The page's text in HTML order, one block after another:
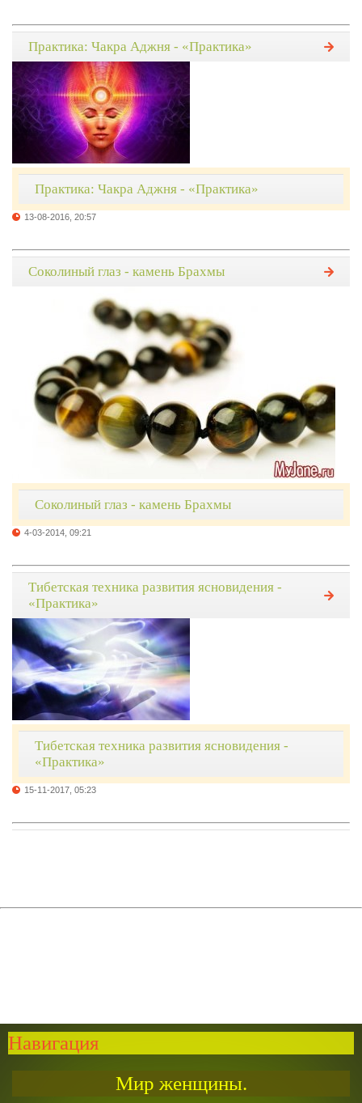
Практика: Чакра Аджня - «Практика»
Практика: Чакра Аджня - «Практика»
13-08-2016, 20:57
Соколиный глаз - камень Брахмы
Соколиный глаз - камень Брахмы
4-03-2014, 09:21
Тибетская техника развития ясновидения -
«Практика»
Тибетская техника развития ясновидения -
«Практика»
15-11-2017, 05:23
Навигация
Мир женщины.